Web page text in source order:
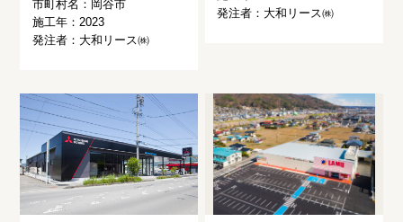
市町村名：岡谷市
施工年：2023
発注者：大和リース㈱
発注者：大和リース㈱